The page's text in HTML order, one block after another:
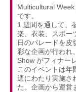
Multicultural
です。
1 週間を通して、
楽、衣装、スポー
日のパレードを皮
彩な企画が行われ
Show がフィナー
このイベントは年
週にわたり実施さ
た。企画から運営